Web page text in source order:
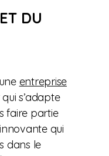
DU
entreprise
s’adapte
faire partie
qui
dans le